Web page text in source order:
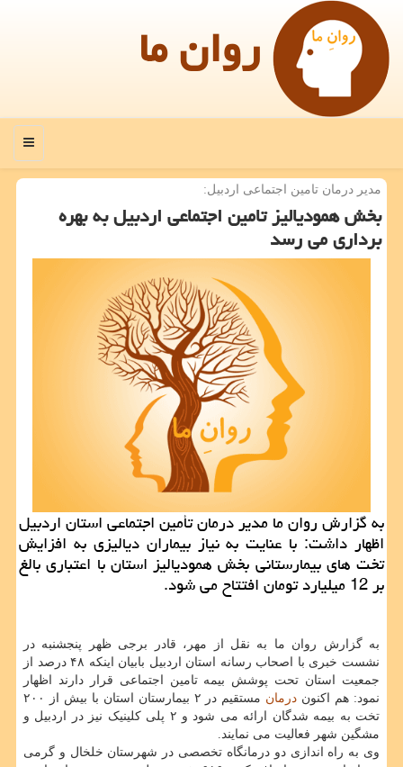
روان ما
منو
مدیر درمان تامین اجتماعی اردبیل:
بخش همودیالیز تامین اجتماعی اردبیل به بهره
برداری می رسد
به گزارش روان ما مدیر درمان تأمین اجتماعی استان اردبیل
اظهار داشت: با عنایت به نیاز بیماران دیالیزی به افزایش
تخت های بیمارستانی بخش همودیالیز استان با اعتباری بالغ
بر 12 میلیارد تومان افتتاح می شود.
به گزارش روان ما به نقل از مهر، قادر برجی ظهر پنجشنبه در
نشست خبری با اصحاب رسانه استان اردبیل بابیان اینکه ۴۸ درصد از
جمعیت استان تحت پوشش بیمه تامین اجتماعی قرار دارند اظهار
نمود: هم اکنون درمان
مستقیم در ۲ بیمارستان استان با بیش از ۲۰۰
تخت به بیمه شدگان ارائه می شود و ۲ پلی کلینیک نیز در اردبیل و
مشگین شهر فعالیت می نمایند.
وی به راه اندازی دو درمانگاه تخصصی در شهرستان خلخال و گرمی